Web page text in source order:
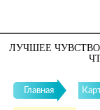
ЛУЧШЕЕ
Главная